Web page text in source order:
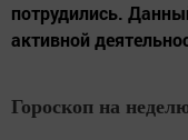
потрудились.
активной
Гороскоп на